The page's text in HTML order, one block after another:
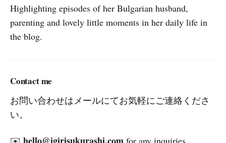
Highlighting episodes of her Bulgarian husband,
parenting and lovely little moments in her daily life in
the blog.
Contact me
お問い合わせはメールにてお気軽にご連絡くださ
い。
✉️ for any inquiries.